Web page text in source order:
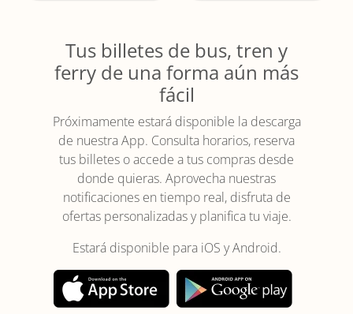
Tus billetes de bus, tren y
ferry de una forma aún más
fácil
Próximamente estará disponible la descarga
de nuestra App. Consulta horarios, reserva
tus billetes o accede a tus compras desde
donde quieras. Aprovecha nuestras
notificaciones en tiempo real, disfruta de
ofertas personalizadas y planifica tu viaje.
Estará disponible para iOS y Android.